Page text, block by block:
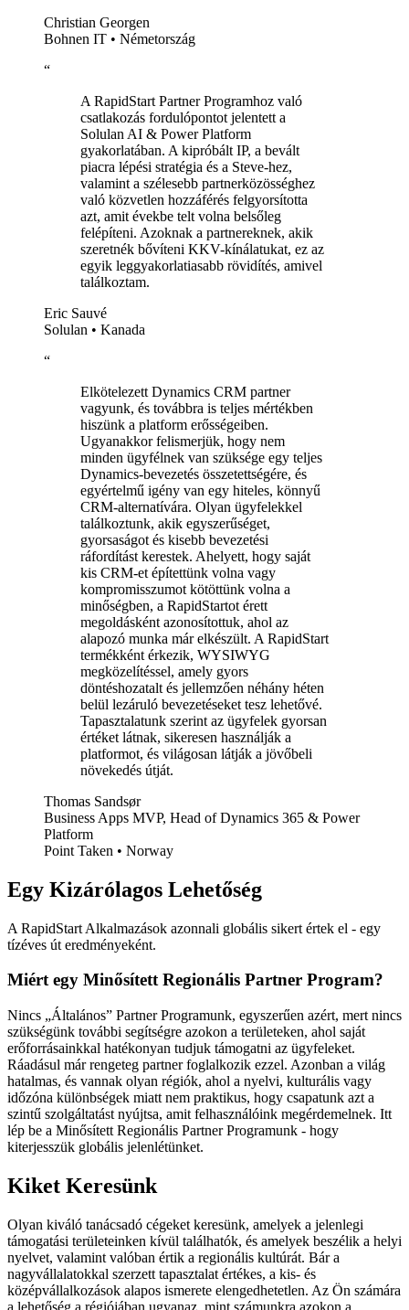
Christian Georgen
Bohnen IT • Németország
“
A RapidStart Partner Programhoz való
csatlakozás fordulópontot jelentett a
Solulan AI & Power Platform
gyakorlatában. A kipróbált IP, a bevált
piacra lépési stratégia és a Steve-hez,
valamint a szélesebb partnerközösséghez
való közvetlen hozzáférés felgyorsította
azt, amit évekbe telt volna belsőleg
felépíteni. Azoknak a partnereknek, akik
szeretnék bővíteni KKV-kínálatukat, ez az
egyik leggyakorlatiasabb rövidítés, amivel
találkoztam.
Eric Sauvé
Solulan • Kanada
“
Elkötelezett Dynamics CRM partner
vagyunk, és továbbra is teljes mértékben
hiszünk a platform erősségeiben.
Ugyanakkor felismerjük, hogy nem
minden ügyfélnek van szüksége egy teljes
Dynamics-bevezetés összetettségére, és
egyértelmű igény van egy hiteles, könnyű
CRM-alternatívára. Olyan ügyfelekkel
találkoztunk, akik egyszerűséget,
gyorsaságot és kisebb bevezetési
ráfordítást kerestek. Ahelyett, hogy saját
kis CRM-et építettünk volna vagy
kompromisszumot kötöttünk volna a
minőségben, a RapidStartot érett
megoldásként azonosítottuk, ahol az
alapozó munka már elkészült. A RapidStart
termékként érkezik, WYSIWYG
megközelítéssel, amely gyors
döntéshozatalt és jellemzően néhány héten
belül lezáruló bevezetéseket tesz lehetővé.
Tapasztalatunk szerint az ügyfelek gyorsan
értéket látnak, sikeresen használják a
platformot, és világosan látják a jövőbeli
növekedés útját.
Thomas Sandsør
Business Apps MVP, Head of Dynamics 365 & Power
Platform
Point Taken • Norway
Egy Kizárólagos Lehetőség
A RapidStart Alkalmazások azonnali globális sikert értek el - egy
tízéves út eredményeként.
Miért egy Minősített Regionális Partner Program?
Nincs „Általános” Partner Programunk, egyszerűen azért, mert nincs
szükségünk további segítségre azokon a területeken, ahol saját
erőforrásainkkal hatékonyan tudjuk támogatni az ügyfeleket.
Ráadásul már rengeteg partner foglalkozik ezzel. Azonban a világ
hatalmas, és vannak olyan régiók, ahol a nyelvi, kulturális vagy
időzóna különbségek miatt nem praktikus, hogy csapatunk azt a
szintű szolgáltatást nyújtsa, amit felhasználóink megérdemelnek. Itt
lép be a Minősített Regionális Partner Programunk - hogy
kiterjesszük globális jelenlétünket.
Kiket Keresünk
Olyan kiváló tanácsadó cégeket keresünk, amelyek a jelenlegi
támogatási területeinken kívül találhatók, és amelyek beszélik a helyi
nyelvet, valamint valóban értik a regionális kultúrát. Bár a
nagyvállalatokkal szerzett tapasztalat értékes, a kis- és
középvállalkozások alapos ismerete elengedhetetlen. Az Ön számára
a lehetőség a régiójában ugyanaz, mint számunkra azokon a